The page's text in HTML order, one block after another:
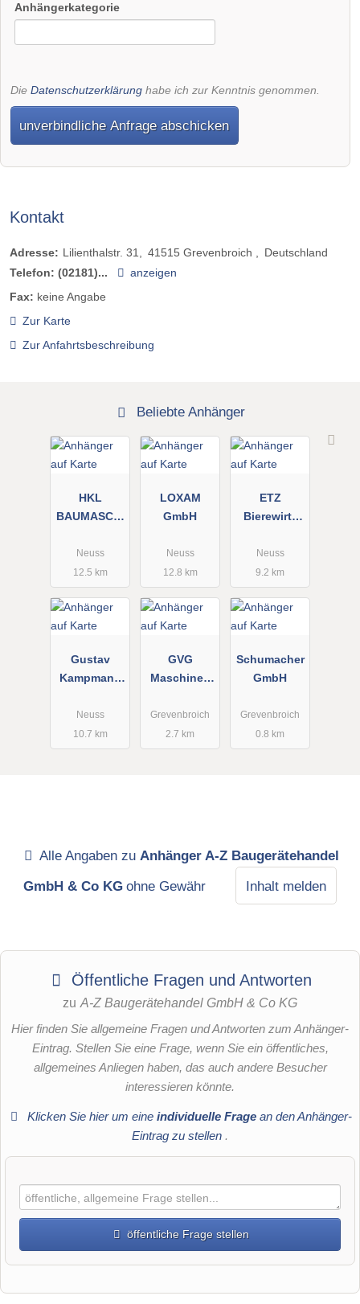
Anhängerkategorie
Die Datenschutzerklärung habe ich zur Kenntnis genommen.
unverbindliche Anfrage abschicken
Kontakt
Adresse: Lilienthalstr. 31 41515 Grevenbroich
Deutschland
Telefon: (02181)...
anzeigen
Fax: keine Angabe
Zur Karte
Zur Anfahrtsbeschreibung
Beliebte Anhänger
HKL
BAUMASCHI
Neuss
12.5 km
LOXAM
GmbH
Neuss
12.8 km
ETZ
Bierewirtz
Neuss
9.2 km
Gustav
Kampmann
Neuss
10.7 km
GVG
Maschinen
Verkauf
Ersatzteile
Kundendien
Grevenbroich
2.7 km
Schumacher
GmbH
Grevenbroich
0.8 km
Alle Angaben zu Anhänger A-Z Baugerätehandel
GmbH & Co KG ohne Gewähr Inhalt melden
Öffentliche Fragen und Antworten
zu A-Z Baugerätehandel GmbH & Co KG
Hier finden Sie allgemeine Fragen und Antworten zum Anhänger-
Eintrag. Stellen Sie eine Frage, wenn Sie ein öffentliches,
allgemeines Anliegen haben, das auch andere Besucher
interessieren könnte.
Klicken Sie hier um eine individuelle Fragean den Anhänger-
Eintrag zu stellen .
öffentliche Frage stellen